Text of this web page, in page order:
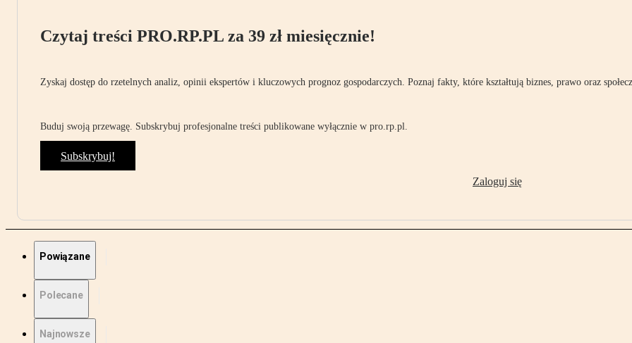
Czytaj treści PRO.RP.PL za 39 zł miesięcznie!
Zyskaj dostęp do rzetelnych analiz, opinii ekspertów i kluczowych prognoz gospodarczych. Poznaj fakty, które kształtują biznes, prawo oraz
Buduj swoją przewagę. Subskrybuj profesjonalne treści publikowane wyłącznie w pro.rp.pl.
Subskrybuj!
Zaloguj się
Powiązane
Polecane
Najnowsze